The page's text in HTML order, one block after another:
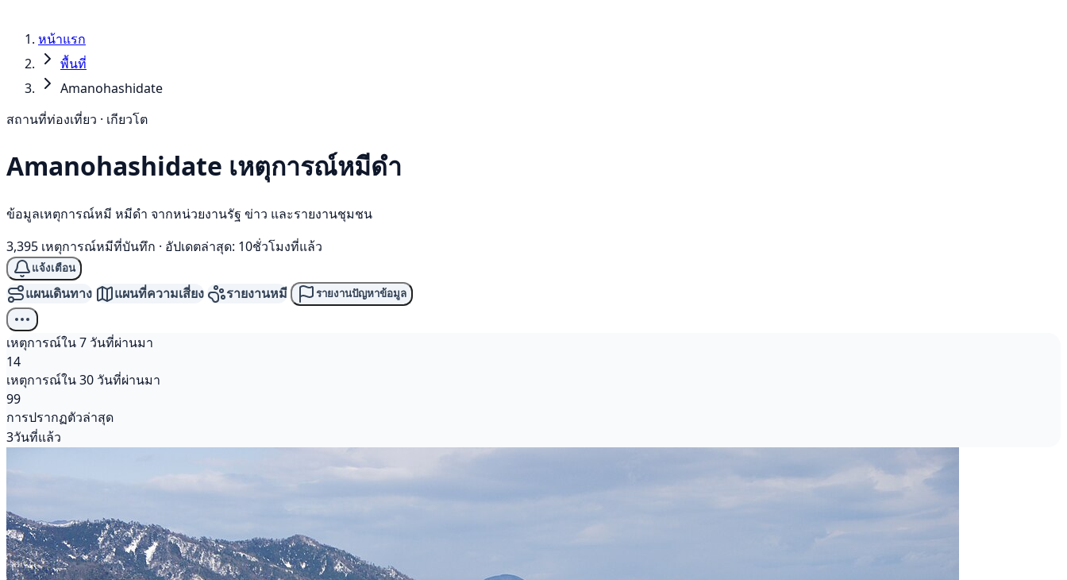
หน้าแรก
พื้นที่
Amanohashidate
สถานที่ท่องเที่ยว · เกียวโต
Amanohashidate เหตุการณ์หมีดำ
ข้อมูลเหตุการณ์หมี หมีดำ จากหน่วยงานรัฐ ข่าว และรายงานชุมชน
3,395 เหตุการณ์หมีที่บันทึก · อัปเดตล่าสุด: 10ชั่วโมงที่แล้ว
แจ้งเตือน
แผนเดินทาง แผนที่ความเสี่ยง รายงานหมี รายงานปัญหาข้อมูล
เหตุการณ์ใน 7 วันที่ผ่านมา
14
เหตุการณ์ใน 30 วันที่ผ่านมา
99
การปรากฏตัวล่าสุด
3วันที่แล้ว